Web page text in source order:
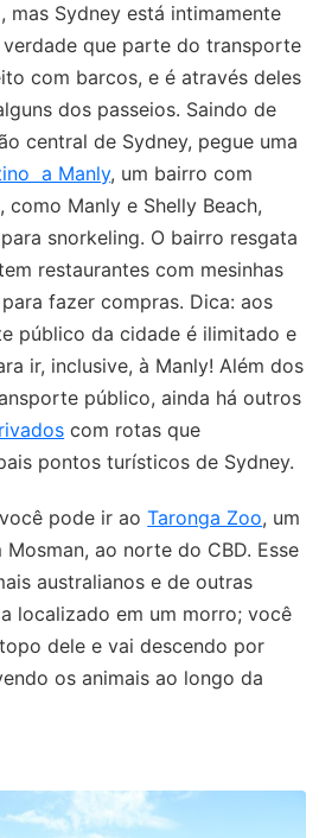
mas Sydney está intimamente
que parte do transporte
com barcos, e é através deles
dos passeios. Saindo de
central de Sydney, pegue uma
a Manly, um bairro com
Manly e Shelly Beach,
snorkeling. O bairro resgata
restaurantes com mesinhas
fazer compras. Dica: aos
público da cidade é ilimitado e
ir, inclusive, à Manly! Além dos
público, ainda há outros
com rotas que
pontos turísticos de Sydney.
pode ir aoTaronga Zoo, um
ao norte do CBD. Esse
australianos e de outras
localizado em um morro; você
dele e vai descendo por
os animais ao longo da